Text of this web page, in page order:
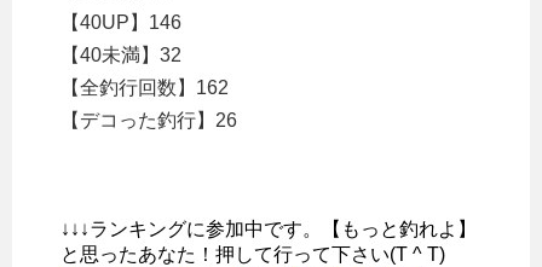
【40UP】146
【40未満】32
【全釣行回数】162
【デコった釣行】26
↓↓↓ランキングに参加中です。【もっと釣れよ】
と思ったあなた！押して行って下さい(T ^ T)